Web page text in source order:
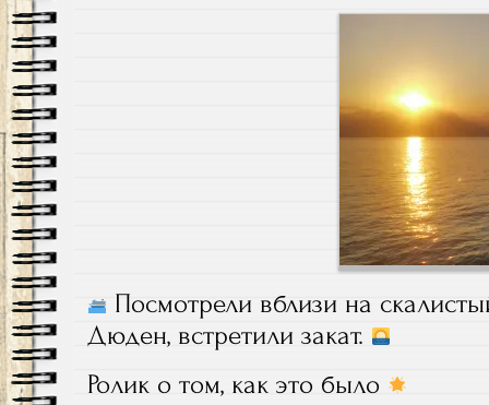
Посмотрели вблизи на
Дюден, встретили закат.
Ролик о том, как это было